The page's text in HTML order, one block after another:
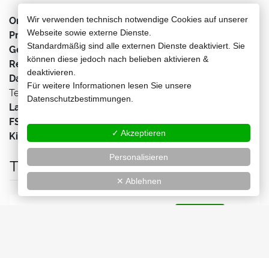
Originaltitel:Cocorico 2
Produktionsland/-jahr: Frankreich 2026
Genre:Komödie
Regie:Julien Hervé
Darsteller:Christian Clavier, Didier Bourdon, Sylvie
Testud, Marianne Denicourt
Lauflänge:
FSK:12
Kinostart:
Tickets
Wir verwenden technisch notwendige Cookies auf unserer
Webseite sowie externe Dienste.
Standardmäßig sind alle externen Dienste deaktiviert. Sie
können diese jedoch nach belieben aktivieren &
deaktivieren.
Für weitere Informationen lesen Sie unsere
Datenschutzbestimmungen.
✓ Akzeptieren
Personalisieren
✕ Ablehnen